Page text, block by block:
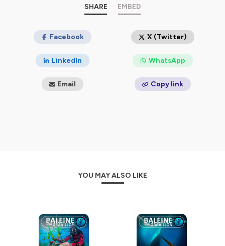
📖Si ce podcast t'a intéressé.e, d'autres pépites
des noms des espèces
(Ulmer 2024).
📖Marc est aussi l'auteur d'
En finir avec les idées
fausses sur le monde Vivant
(Éditions de l'atelier
_______
https://baleinesousgravillon.com/liens-2
Marc Mortelmans
06 52 49 13 71
contact@baleinesousgravillon.com
SHARE EMBED
Facebook X (Twitter)
LinkedIn WhatsApp
Email Copy link
YOU MAY ALSO LIKE